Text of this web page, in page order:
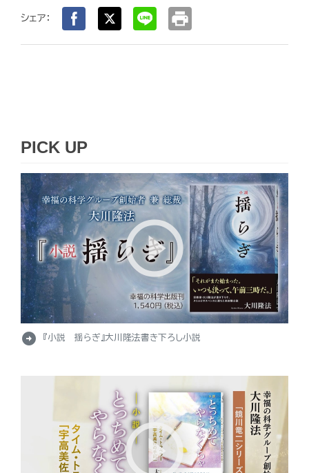
シェア： print
PICK UP
arrow_circle_right 『小説 揺らぎ』大川隆法書き下ろし小説